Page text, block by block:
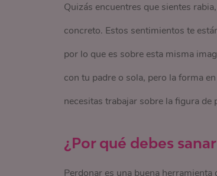
Quizás encuentres que sientes
concreto. Estos sentimientos te
por lo que es sobre esta misma
con tu padre o sola, pero la forma
necesitas trabajar sobre la figura de
¿Por qué debes
Perdonar es una buena